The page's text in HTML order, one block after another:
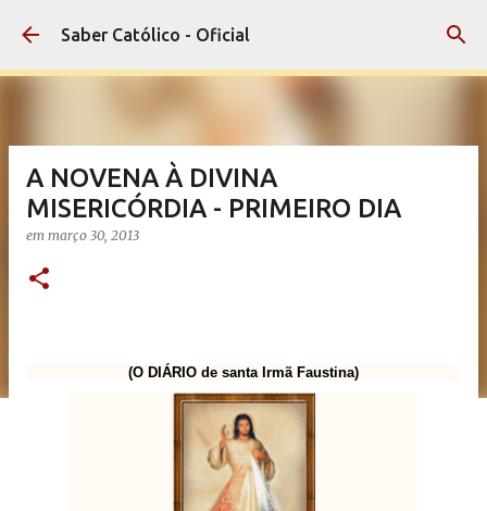
Pular para o conteúdo principal
Saber Católico - Oficial
A NOVENA À DIVINA
MISERICÓRDIA - PRIMEIRO DIA
em março 30, 2013
(O DIÁRIO de santa Irmã Faustina)